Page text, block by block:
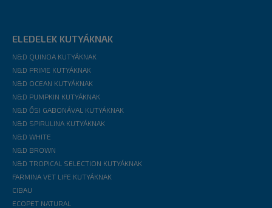
ELEDELEK KUTYÁKNAK
N&D QUINOA KUTYÁKNAK
N&D PRIME KUTYÁKNAK
N&D OCEAN KUTYÁKNAK
N&D PUMPKIN KUTYÁKNAK
N&D ŐSI GABONÁVAL KUTYÁKNAK
N&D SPIRULINA KUTYÁKNAK
N&D WHITE
N&D BROWN
N&D TROPICAL SELECTION KUTYÁKNAK
FARMINA VET LIFE KUTYÁKNAK
CIBAU
ECOPET NATURAL